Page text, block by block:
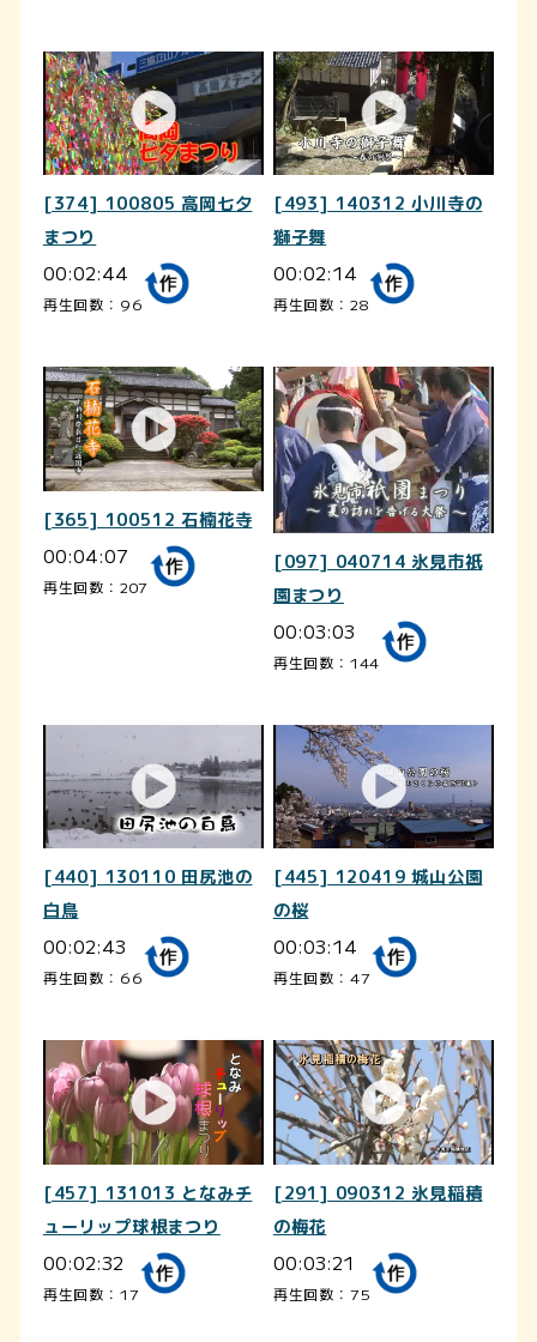
[374] 100805 高岡七夕
まつり
00:02:44
再生回数：96
[493] 140312 小川寺の
獅子舞
00:02:14
再生回数：28
[365] 100512 石楠花寺
00:04:07
再生回数：207
[097] 040714 氷見市祇
園まつり
00:03:03
再生回数：144
[440] 130110 田尻池の
白鳥
00:02:43
再生回数：66
[445] 120419 城山公園
の桜
00:03:14
再生回数：47
[457] 131013 となみチ
ューリップ球根まつり
00:02:32
再生回数：17
[291] 090312 氷見稲積
の梅花
00:03:21
再生回数：75